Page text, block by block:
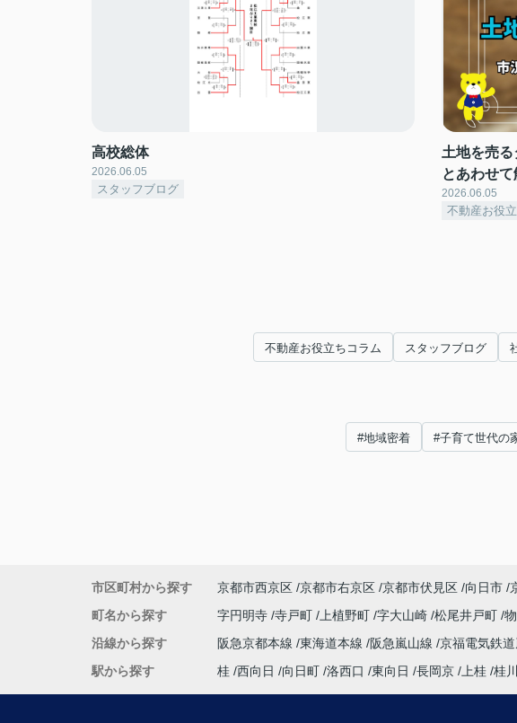
高校総体
2026.06.05
スタッフブログ
土地を売
とあわせて
2026.06.05
不動産お役
不動産お役立ちコラム スタッフブログ
#地域密着 #子育て世代の
市区町村から探す 京都市西京区 京都市右京区 京都市伏見区 向日市
町名から探す
字円明寺 寺戸町 上植野町 字大山崎 松尾井戸町
沿線から探す
阪急京都本線 東海道本線 阪急嵐山線 京福電気鉄
駅から探す
桂 西向日 向日町 洛西口 東向日 長岡京 上桂 桂川